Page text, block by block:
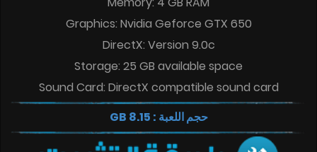
Graphics: Nvidia Geforce GTX 650
DirectX: Version 9.0c
Storage: 25 GB available space
Sound Card: DirectX compatible sound card
حجم اللعبة : 8.15 GB